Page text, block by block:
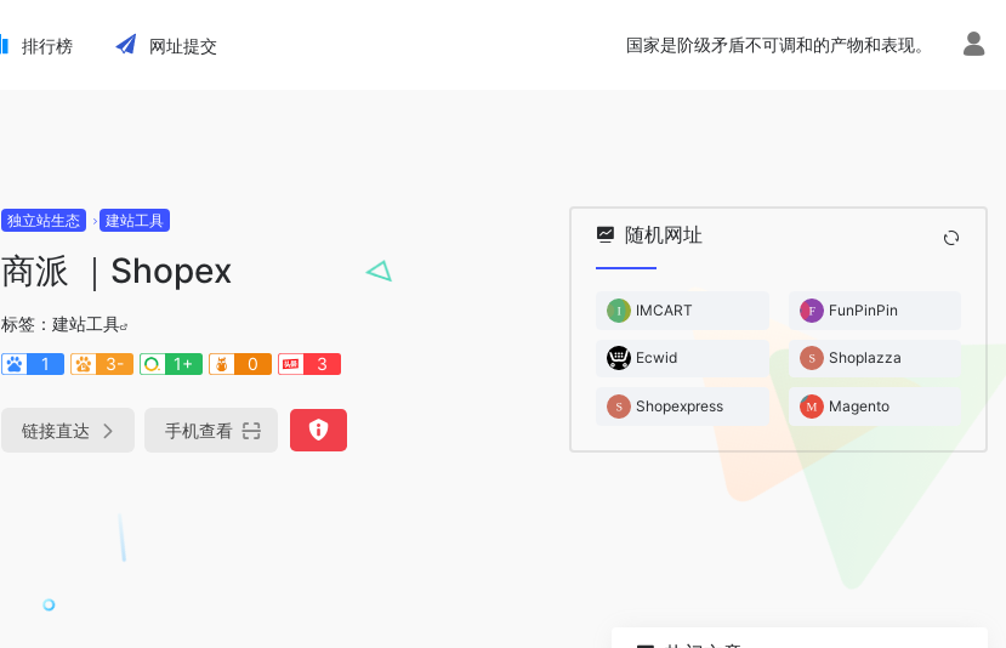
排行榜 网址提交 国家是阶级矛盾不可调和的产物和表现。
独立站生态 建站工具
商派 ｜Shopex
标签： 建站工具
1
3- 1+ 0 3
链接直达 手机查看
随机网址
IMCART FunPinPin
Ecwid Shoplazza
Shopexpress Magento